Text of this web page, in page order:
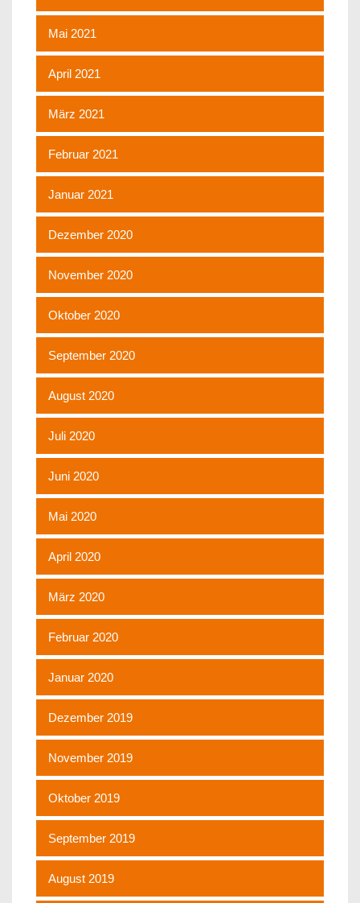
Mai 2021
April 2021
März 2021
Februar 2021
Januar 2021
Dezember 2020
November 2020
Oktober 2020
September 2020
August 2020
Juli 2020
Juni 2020
Mai 2020
April 2020
März 2020
Februar 2020
Januar 2020
Dezember 2019
November 2019
Oktober 2019
September 2019
August 2019